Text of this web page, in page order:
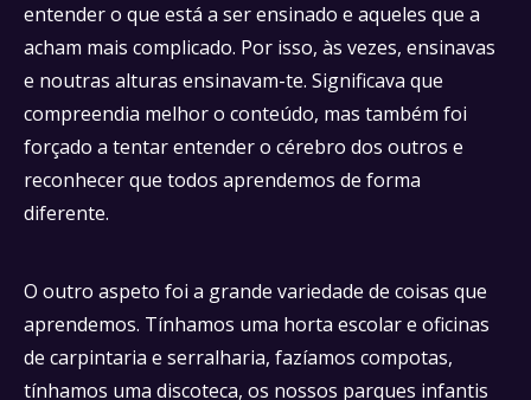
entender o que está a ser ensinado e aqueles que a
acham mais complicado. Por isso, às vezes, ensinavas
e noutras alturas ensinavam-te. Significava que
compreendia melhor o conteúdo, mas também foi
forçado a tentar entender o cérebro dos outros e
reconhecer que todos aprendemos de forma
diferente.
O outro aspeto foi a grande variedade de coisas que
aprendemos. Tínhamos uma horta escolar e oficinas
de carpintaria e serralharia, fazíamos compotas,
tínhamos uma discoteca, os nossos parques infantis